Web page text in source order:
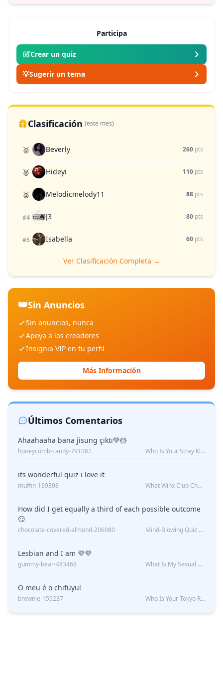
Participa
Crear un quiz
💡Sugerir un tema
Clasificación (este mes)
🥇 Beverly 260 pts
🥈 Hideyi 110 pts
🥉 Melodicmelody11 88 pts
#4 J3 80 pts
#5 Isabella 60 pts
Ver Clasificación Completa →
👑Sin Anuncios
Sin anuncios, nunca
Apoya a los creadores
Insignia VIP en tu perfil
Más Información
Últimos Comentarios
Ahaahaaha bana jisung çıktı💚🐹
honeycomb-candy-791082 Who Is Your Stray Kids Boyfriend?
its wonderful quiz i love it
muffin-139398 What Winx Club Character Are You?
How did I get equally a third of each possible outcome
😏
chocolate-covered-almond-206080 Mind-Blowing Quiz Reveals: Will I Be Alone Forever?
Lesbian and I am 💜💜
gummy-bear-483469 What Is My Sexual Orientation: Uncovered
O meu é o chifuyu!
brownie-159237 Who Is Your Tokyo Revengers Boyfriend?